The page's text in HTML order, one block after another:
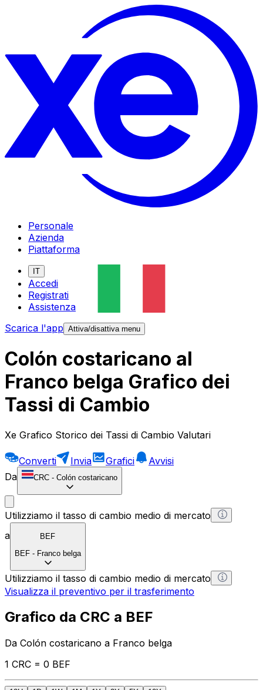
Personale
Azienda
Piattaforma
IT
Accedi
Registrati
Assistenza
Scarica l'app Attiva/disattiva menu
Colón costaricano al
Franco belga Grafico dei
Tassi di Cambio
Xe Grafico Storico dei Tassi di Cambio Valutari
Converti Invia Grafici
Avvisi
Da
CRC - Colón costaricano
Utilizziamo il tasso di cambio medio di mercato
a
BEF
BEF - Franco belga
Utilizziamo il tasso di cambio medio di mercato
Visualizza il preventivo per il trasferimento
Grafico da CRC a BEF
Da Colón costaricano a Franco belga
1 CRC = 0 BEF